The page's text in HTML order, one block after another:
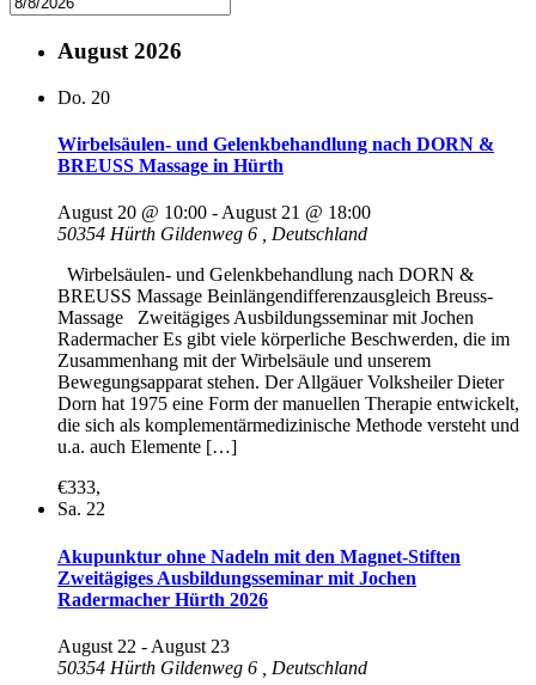
August 2026
Do. 20
Wirbelsäulen- und Gelenkbehandlung nach DORN &
BREUSS Massage in Hürth
August 20 @ 10:00 - August 21 @ 18:00
50354 Hürth Gildenweg 6
, Deutschland
Wirbelsäulen- und Gelenkbehandlung nach DORN &
BREUSS Massage Beinlängendifferenzausgleich Breuss-
Massage Zweitägiges Ausbildungsseminar mit Jochen
Radermacher Es gibt viele körperliche Beschwerden, die im
Zusammenhang mit der Wirbelsäule und unserem
Bewegungsapparat stehen. Der Allgäuer Volksheiler Dieter
Dorn hat 1975 eine Form der manuellen Therapie entwickelt,
die sich als komplementärmedizinische Methode versteht und
u.a. auch Elemente […]
€333,
Sa. 22
Akupunktur ohne Nadeln mit den Magnet-Stiften
Zweitägiges Ausbildungsseminar mit Jochen
Radermacher Hürth 2026
August 22 - August 23
50354 Hürth Gildenweg 6
, Deutschland